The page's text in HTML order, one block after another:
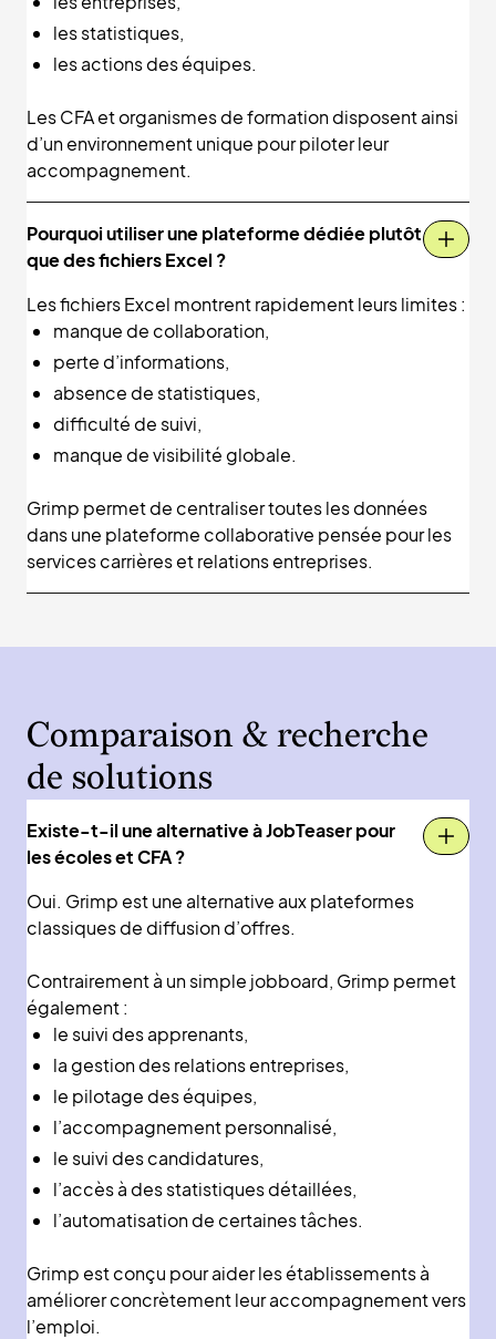
les statistiques,
les actions des équipes.
Les CFA et organismes de formation disposent ainsi
d’un environnement unique pour piloter leur
accompagnement.
Pourquoi utiliser une plateforme dédiée plutôt
que des fichiers Excel ?
Les fichiers Excel montrent rapidement leurs limites :
manque de collaboration,
perte d’informations,
absence de statistiques,
difficulté de suivi,
manque de visibilité globale.
Grimp permet de centraliser toutes les données
dans une plateforme collaborative pensée pour les
services carrières et relations entreprises.
Comparaison & recherche
de solutions
Existe-t-il une alternative à JobTeaser pour
les écoles et CFA ?
Oui. Grimp est une alternative aux plateformes
classiques de diffusion d’offres.
Contrairement à un simple jobboard, Grimp permet
également :
le suivi des apprenants,
la gestion des relations entreprises,
le pilotage des équipes,
l’accompagnement personnalisé,
le suivi des candidatures,
l’accès à des statistiques détaillées,
l’automatisation de certaines tâches.
Grimp est conçu pour aider les établissements à
améliorer concrètement leur accompagnement vers
l’emploi.